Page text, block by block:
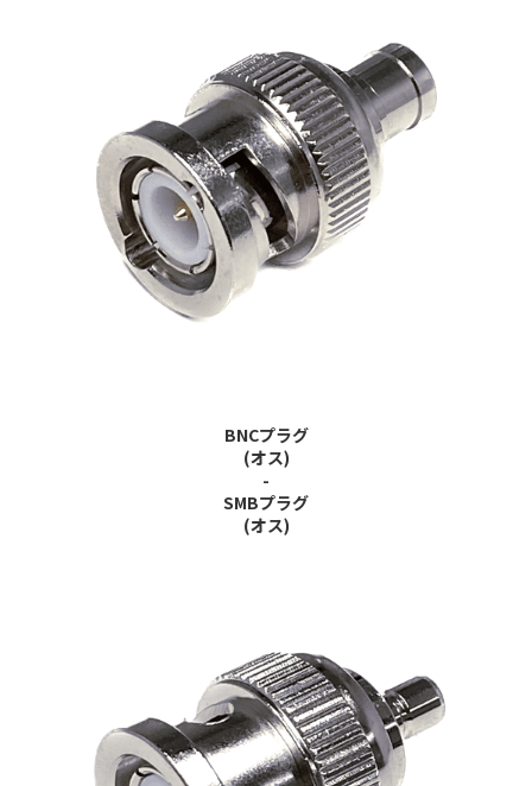
BNCプラグ
(オス)
-
SMBプラグ
(オス)